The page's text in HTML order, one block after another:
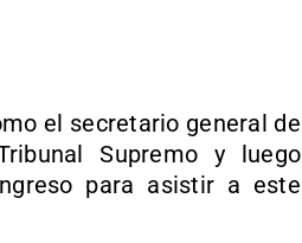
el secretario general de
Supremo y luego
para asistir a este